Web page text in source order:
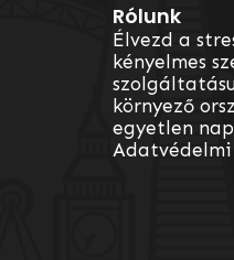
Rólunk
Élvezd a
kényelmes
környező
egyetlen